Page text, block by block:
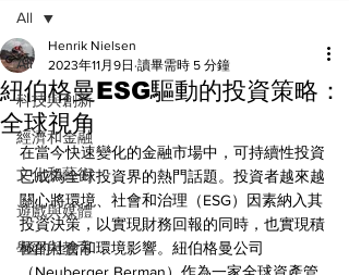
All
科技與創新
經濟和金融
文化和藝術
遊戲與媒體
學習與教育
All
紐伯格曼ESG驅動的投資策略：
全球視角
Henrik Nielsen
2023年11月9日 讀畢需時 5 分鐘
在當今快速變化的金融市場中，可持續性投資
已成為全球投資界的熱門話題。投資者越來越
關心將環境、社會和治理（ESG）因素納入其
投資決策，以實現財務回報的同時，也實現積
極的社會和環境影響。紐伯格曼公司